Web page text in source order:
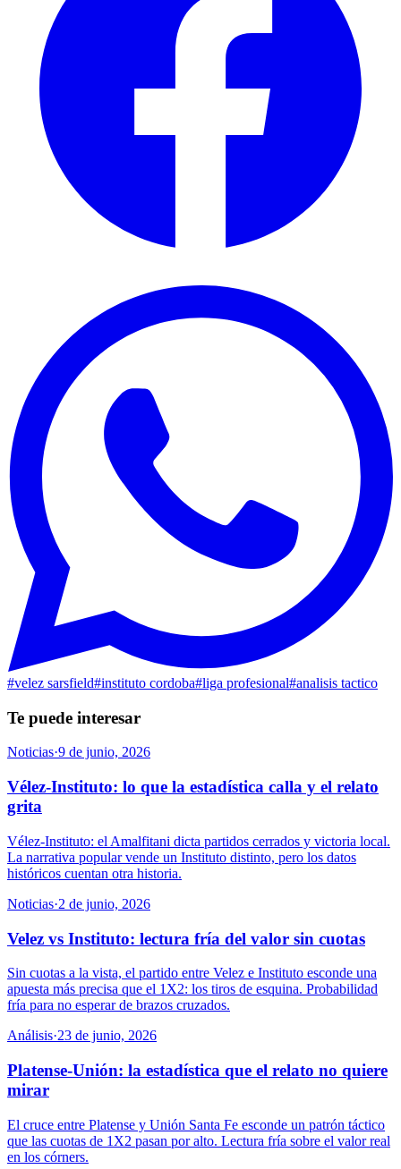
#velez sarsfield#instituto cordoba#liga profesional#analisis tactico
Te puede interesar
Noticias·9 de junio, 2026
Vélez-Instituto: lo que la estadística calla y el relato
grita
Vélez-Instituto: el Amalfitani dicta partidos cerrados y victoria local.
La narrativa popular vende un Instituto distinto, pero los datos
históricos cuentan otra historia.
Noticias·2 de junio, 2026
Velez vs Instituto: lectura fría del valor sin cuotas
Sin cuotas a la vista, el partido entre Velez e Instituto esconde una
apuesta más precisa que el 1X2: los tiros de esquina. Probabilidad
fría para no esperar de brazos cruzados.
Análisis·23 de junio, 2026
Platense-Unión: la estadística que el relato no quiere
mirar
El cruce entre Platense y Unión Santa Fe esconde un patrón táctico
que las cuotas de 1X2 pasan por alto. Lectura fría sobre el valor real
en los córners.